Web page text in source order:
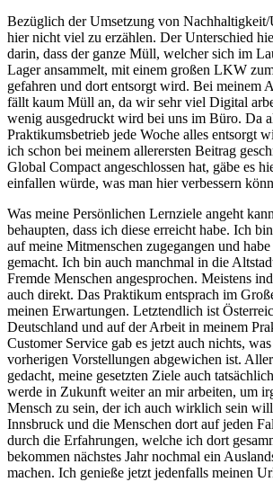
Bezüglich der Umsetzung von
hier nicht viel zu erzählen. Der Unterschied
darin, dass der ganze Müll, welcher sich im
Lager ansammelt, mit einem großen LKW
gefahren und dort entsorgt wird. Bei meinem
fällt kaum Müll an, da wir sehr viel Digital
wenig ausgedruckt wird bei uns im Büro. Da
Praktikumsbetrieb jede Woche alles entsorgt
ich schon bei meinem allerersten Beitrag
Global Compact angeschlossen hat, gäbe es
einfallen würde, was man hier verbessern
Was meine Persönlichen Lernziele angeht
behaupten, dass ich diese erreicht habe. Ich
auf meine Mitmenschen zugegangen und
gemacht. Ich bin auch manchmal in die
Fremde Menschen angesprochen. Meistens
auch direkt. Das Praktikum entsprach im
meinen Erwartungen. Letztendlich ist
Deutschland und auf der Arbeit in meinem
Customer Service gab es jetzt auch nichts,
vorherigen Vorstellungen abgewichen ist.
gedacht, meine gesetzten Ziele auch
werde in Zukunft weiter an mir arbeiten, um
Mensch zu sein, der ich auch wirklich sein
Innsbruck und die Menschen dort auf jeden
durch die Erfahrungen, welche ich dort
bekommen nächstes Jahr nochmal ein
machen. Ich genieße jetzt jedenfalls meinen